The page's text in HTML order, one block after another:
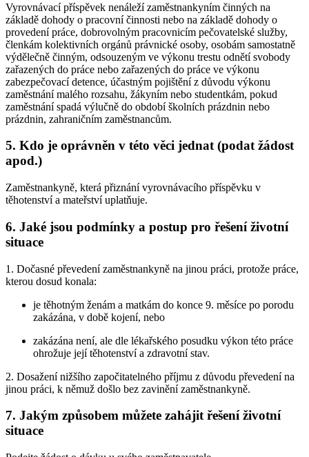
Vyrovnávací příspěvek nenáleží zaměstnankyním činných na
základě dohody o pracovní činnosti nebo na základě dohody o
provedení práce, dobrovolným pracovnicím pečovatelské služby,
členkám kolektivních orgánů právnické osoby, osobám samostatně
výdělečně činným, odsouzeným ve výkonu trestu odnětí svobody
zařazených do práce nebo zařazených do práce ve výkonu
zabezpečovací detence, účastným pojištění z důvodu výkonu
zaměstnání malého rozsahu, žákyním nebo studentkám, pokud
zaměstnání spadá výlučně do období školních prázdnin nebo
prázdnin, zahraničním zaměstnancům.
5. Kdo je oprávněn v této věci jednat (podat žádost
apod.)
Zaměstnankyně, která přiznání vyrovnávacího příspěvku v
těhotenství a mateřství uplatňuje.
6. Jaké jsou podmínky a postup pro řešení životní
situace
1. Dočasné převedení zaměstnankyně na jinou práci, protože práce,
kterou dosud konala:
je těhotným ženám a matkám do konce 9. měsíce po porodu
zakázána, v době kojení, nebo
zakázána není, ale dle lékařského posudku výkon této práce
ohrožuje její těhotenství a zdravotní stav.
2. Dosažení nižšího započitatelného příjmu z důvodu převedení na
jinou práci, k němuž došlo bez zavinění zaměstnankyně.
7. Jakým způsobem můžete zahájit řešení životní
situace